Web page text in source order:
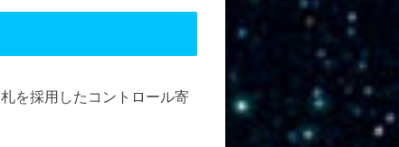
を採用したコントロール寄